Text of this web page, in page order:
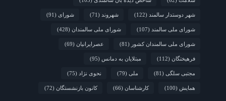
شهر دوستدار سالمند (122) شهروند (71) شورای (91)
شورای ملی سالمند (107) شورای ملی سالمندان (428)
شورای ملی سالمندان کشور (81) عصرایرانیان (69)
فرهیختگان (112) مبتلایان به دمانس (95)
مجتبی سلگی (81) ملی (79) نحوی نژاد (75)
همایش (100) کارشناسان (66) کانون بازنشستگان (72)